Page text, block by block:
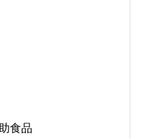
食品